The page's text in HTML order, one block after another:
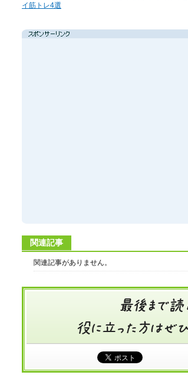
イ筋トレ4選
関連記事
関連記事がありません。